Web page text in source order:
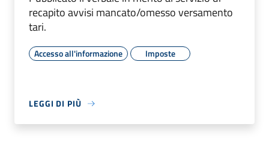
recapito avvisi mancato/omesso versamento
tari.
Accesso all'informazione Imposte
LEGGI DI PIÙ